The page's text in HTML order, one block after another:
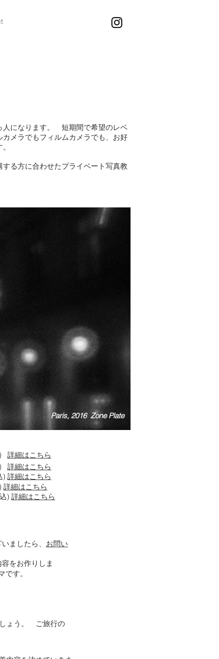
人になります。 短期間で希望のレベ
メラでもフィルムカメラでも、お好
る方に合わせたプライベート写真教
Paris, 2016 Zone Plate
詳細はこちら
詳細はこちら
) 詳細はこちら
詳細はこちら
) 詳細はこちら
ましたら、 お問い
をお作りしま
です。
ょう。 ご旅行の